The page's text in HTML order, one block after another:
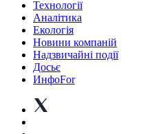
Технології
Аналітика
Екологія
Новини компаній
Надзвичайні події
Досьє
ИнфоFor